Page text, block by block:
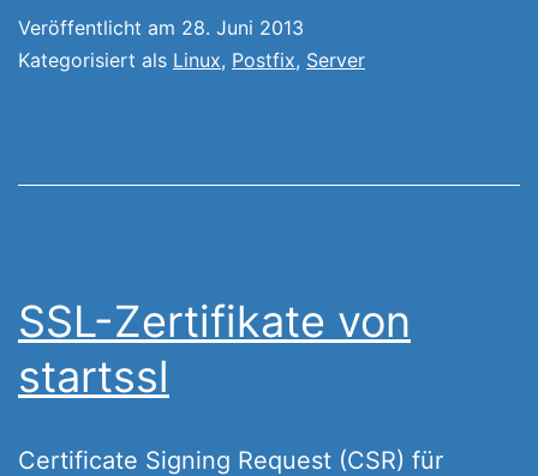
Veröffentlicht am 28. Juni 2013
Kategorisiert als Linux, Postfix, Server
SSL-Zertifikate von
startssl
Certificate Signing Request (CSR) für